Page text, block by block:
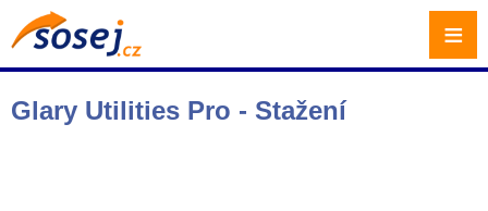
Glary Utilities Pro - Stažení
≡